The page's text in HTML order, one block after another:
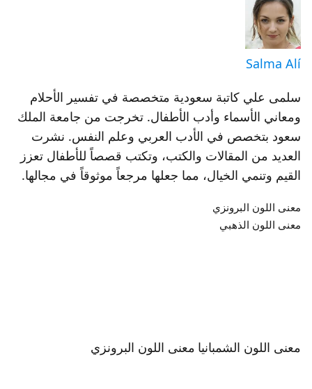
Salma Alí
سلمى علي كاتبة سعودية متخصصة في تفسير الأحلام
ومعاني الأسماء وأدب الأطفال. تخرجت من جامعة الملك
سعود بتخصص في الأدب العربي وعلم النفس. نشرت
العديد من المقالات والكتب، وتكتب قصصاً للأطفال تعزز
القيم وتنمي الخيال، مما جعلها مرجعاً موثوقاً في مجالها.
معنى اللون البرونزي
معنى اللون الذهبي
معنى اللون الشمبانيا معنى اللون البرونزي